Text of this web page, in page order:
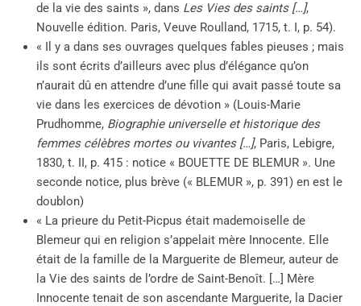
de la vie des saints », dans Les Vies des saints […],
Nouvelle édition. Paris, Veuve Roulland, 1715, t. I, p. 54).
« Il y a dans ses ouvrages quelques fables pieuses ; mais
ils sont écrits d’ailleurs avec plus d’élégance qu’on
n’aurait dû en attendre d’une fille qui avait passé toute sa
vie dans les exercices de dévotion » (Louis-Marie
Prudhomme, Biographie universelle et historique des
femmes célèbres mortes ou vivantes […], Paris, Lebigre,
1830, t. II, p. 415 : notice « BOUETTE DE BLEMUR ». Une
seconde notice, plus brève (« BLEMUR », p. 391) en est le
doublon)
« La prieure du Petit-Picpus était mademoiselle de
Blemeur qui en religion s’appelait mère Innocente. Elle
était de la famille de la Marguerite de Blemeur, auteur de
la Vie des saints de l’ordre de Saint-Benoît. […] Mère
Innocente tenait de son ascendante Marguerite, la Dacier